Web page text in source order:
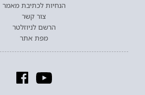
הנחיות לכתיבת מאמר
צור קשר
הרשם לניוזלטר
מפת אתר